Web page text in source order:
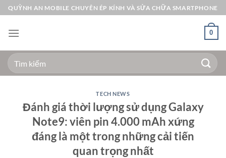
Bỏ
qua
nội
QUỲNH AN MOBILE CHUYÊN ÉP KÍNH VÀ SỬA CHỮA SMARTPHONE
0
Tìm
kiếm:
TECH NEWS
Đánh giá thời lượng sử dụng Galaxy
Note9: viên pin 4.000 mAh xứng
đáng là một trong những cải tiến
quan trọng nhất